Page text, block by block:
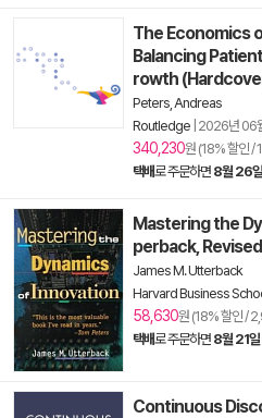
The Economics
Balancing
rowth
Peters, Andreas
Routledge 2026년 06
340,230원 (18% 할인 /
택배로 주문하면 8월 26
Mastering the
perback,
James M. Utterback
Harvard Business
58,630원 (18% 할인 /
택배로 주문하면 8월 21일
Continuous